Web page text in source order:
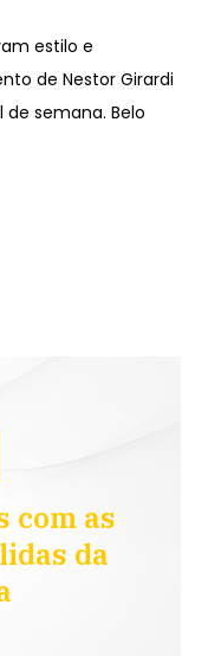
estilo e
de Nestor Girardi
semana. Belo
com as
da